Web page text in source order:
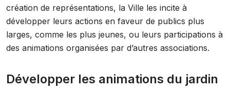
création de représentations, la Ville les incite à
développer leurs actions en faveur de publics plus
larges, comme les plus jeunes, ou leurs participations à
des animations organisées par d’autres associations.
Développer les animations du jardin